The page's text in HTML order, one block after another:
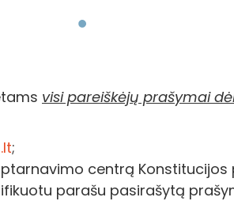
visi pareiškėjų prašymai
;
centrą Konstitucijos
parašu pasirašytą